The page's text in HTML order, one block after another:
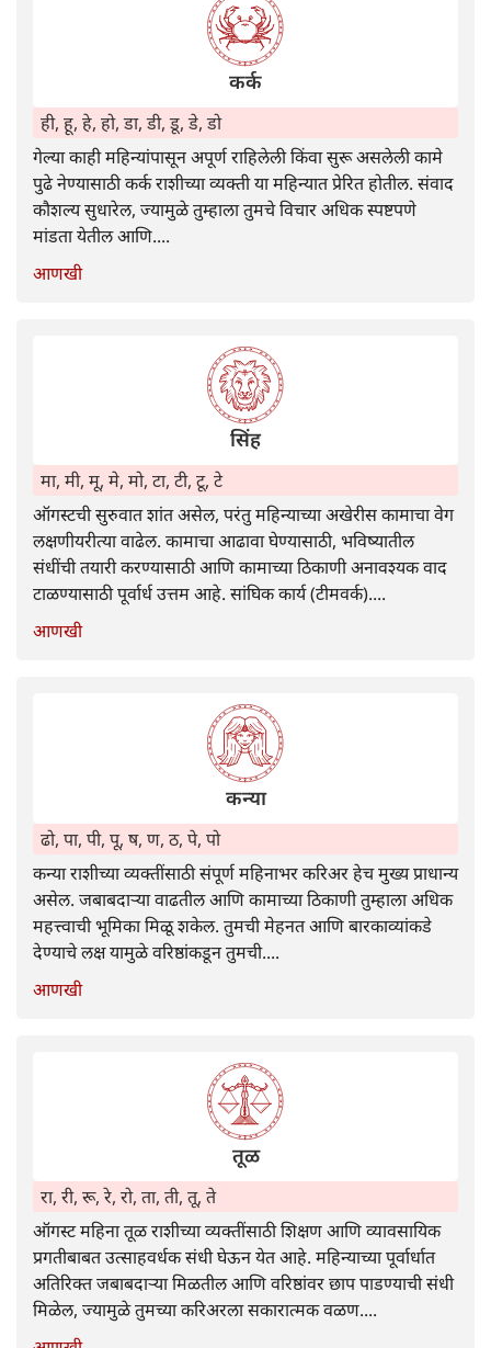
कर्क
ही, हू, हे, हो, डा, डी, डू, डे, डो
गेल्या काही महिन्यांपासून अपूर्ण राहिलेली किंवा सुरू असलेली कामे
पुढे नेण्यासाठी कर्क राशीच्या व्यक्ती या महिन्यात प्रेरित होतील. संवाद
कौशल्य सुधारेल, ज्यामुळे तुम्हाला तुमचे विचार अधिक स्पष्टपणे
मांडता येतील आणि....
आणखी
सिंह
मा, मी, मू, मे, मो, टा, टी, टू, टे
ऑगस्टची सुरुवात शांत असेल, परंतु महिन्याच्या अखेरीस कामाचा वेग
लक्षणीयरीत्या वाढेल. कामाचा आढावा घेण्यासाठी, भविष्यातील
संधींची तयारी करण्यासाठी आणि कामाच्या ठिकाणी अनावश्यक वाद
टाळण्यासाठी पूर्वार्ध उत्तम आहे. सांघिक कार्य (टीमवर्क)....
आणखी
कन्या
ढो, पा, पी, पू, ष, ण, ठ, पे, पो
कन्या राशीच्या व्यक्तींसाठी संपूर्ण महिनाभर करिअर हेच मुख्य प्राधान्य
असेल. जबाबदाऱ्या वाढतील आणि कामाच्या ठिकाणी तुम्हाला अधिक
महत्त्वाची भूमिका मिळू शकेल. तुमची मेहनत आणि बारकाव्यांकडे
देण्याचे लक्ष यामुळे वरिष्ठांकडून तुमची....
आणखी
तूळ
रा, री, रू, रे, रो, ता, ती, तू, ते
ऑगस्ट महिना तूळ राशीच्या व्यक्तींसाठी शिक्षण आणि व्यावसायिक
प्रगतीबाबत उत्साहवर्धक संधी घेऊन येत आहे. महिन्याच्या पूर्वार्धात
अतिरिक्त जबाबदाऱ्या मिळतील आणि वरिष्ठांवर छाप पाडण्याची संधी
मिळेल, ज्यामुळे तुमच्या करिअरला सकारात्मक वळण....